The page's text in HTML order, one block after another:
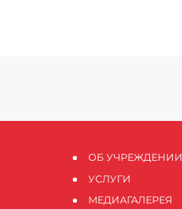
ОБ УЧРЕЖДЕНИИ
УСЛУГИ
МЕДИАГАЛЕРЕЯ